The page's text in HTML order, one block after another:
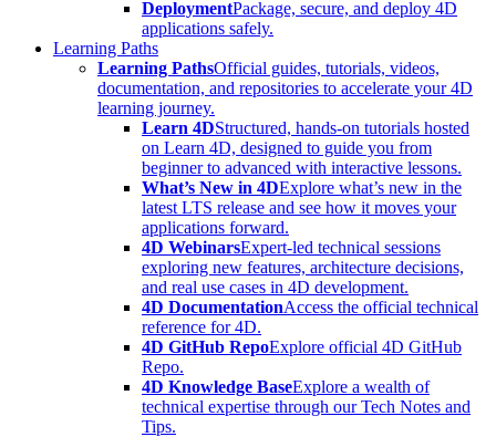
DeploymentPackage, secure, and deploy 4D
applications safely.
Learning Paths
Learning PathsOfficial guides, tutorials, videos,
documentation, and repositories to accelerate your 4D
learning journey.
Learn 4DStructured, hands-on tutorials hosted
on Learn 4D, designed to guide you from
beginner to advanced with interactive lessons.
What’s New in 4DExplore what’s new in the
latest LTS release and see how it moves your
applications forward.
4D WebinarsExpert-led technical sessions
exploring new features, architecture decisions,
and real use cases in 4D development.
4D DocumentationAccess the official technical
reference for 4D.
4D GitHub RepoExplore official 4D GitHub
Repo.
4D Knowledge BaseExplore a wealth of
technical expertise through our Tech Notes and
Tips.